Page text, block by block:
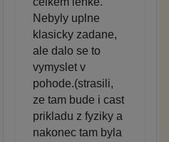
Nebyly uplne
klasicky zadane,
ale dalo se to
vymyslet v
pohode.(strasili,
ze tam bude i cast
prikladu z fyziky a
nakonec tam byla